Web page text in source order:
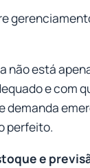
não está
e com
demanda
perfeito.
e